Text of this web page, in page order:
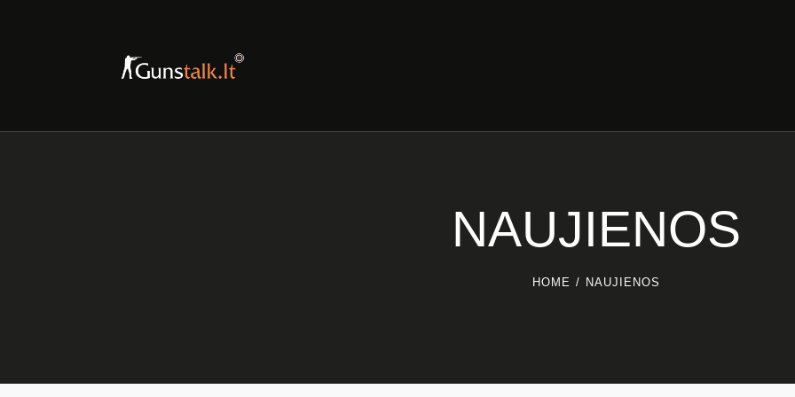
NAUJIENOS
HOME NAUJIENOS